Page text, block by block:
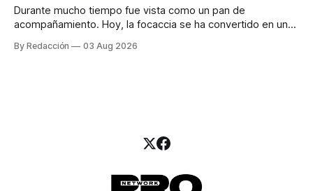
Durante mucho tiempo fue vista como un pan de
acompañamiento. Hoy, la focaccia se ha convertido en uno
artesanal, ingredientes de calidad y experiencias que
By Redacción 03 Aug 2026